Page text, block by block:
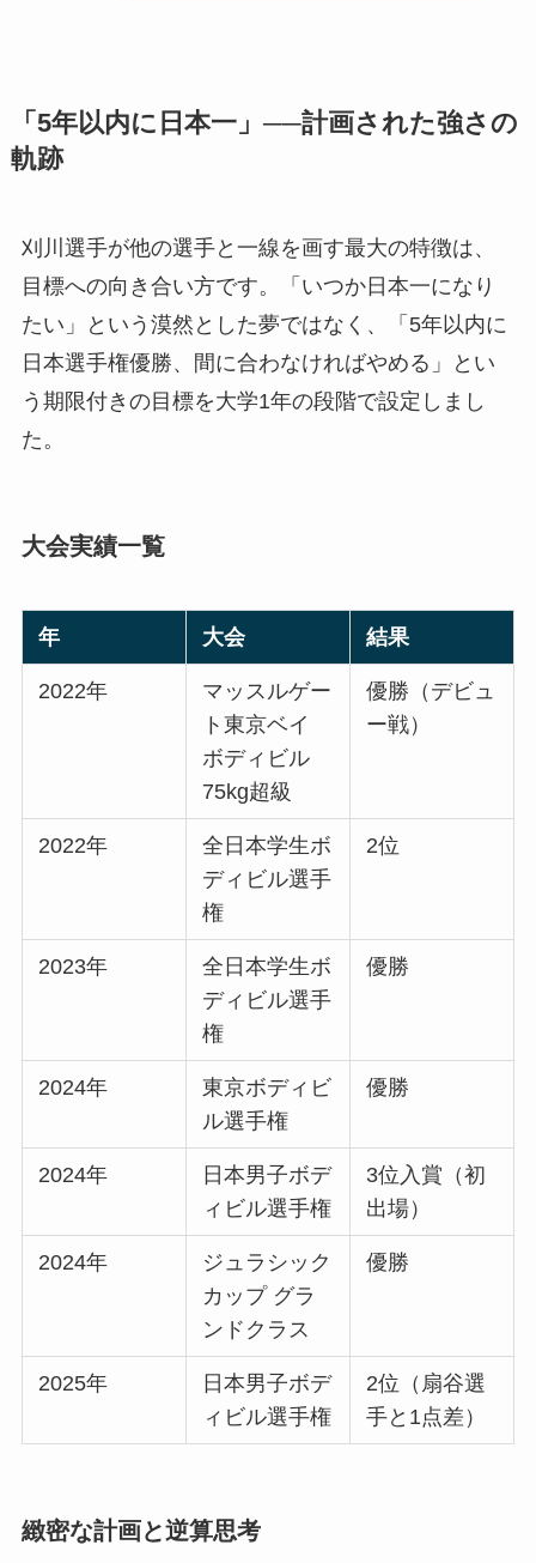
「5年以内に日本一」──計画された強さの
軌跡
刈川選手が他の選手と一線を画す最大の特徴は、
目標への向き合い方です。「いつか日本一になり
たい」という漠然とした夢ではなく、「5年以内に
日本選手権優勝、間に合わなければやめる」とい
う期限付きの目標を大学1年の段階で設定しまし
た。
大会実績一覧
年 大会 結果
2022年
マッスルゲー
ト東京ベイ
ボディビル
75kg超級
優勝（デビュ
ー戦）
2022年
全日本学生ボ
ディビル選手
権
2位
2023年
全日本学生ボ
ディビル選手
権
優勝
2024年
東京ボディビ
ル選手権
優勝
2024年
日本男子ボデ
ィビル選手権
3位入賞（初
出場）
2024年
ジュラシック
カップ グラ
ンドクラス
優勝
2025年
日本男子ボデ
ィビル選手権
2位（扇谷選
手と1点差）
緻密な計画と逆算思考